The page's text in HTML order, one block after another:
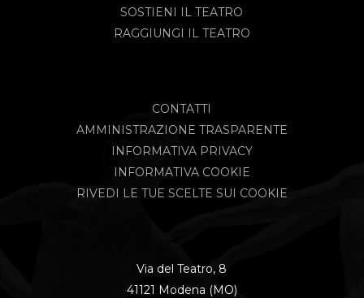
SOSTIENI IL TEATRO
RAGGIUNGI IL TEATRO
CONTATTI
AMMINISTRAZIONE TRASPARENTE
INFORMATIVA PRIVACY
INFORMATIVA COOKIE
RIVEDI LE TUE SCELTE SUI COOKIE
Via del Teatro, 8
41121 Modena (MO)